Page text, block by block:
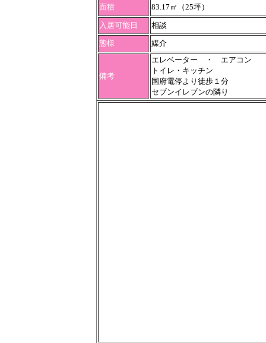
面積 83.17㎡（25坪）
入居可能日
相談
態様
媒介
備考
エレベーター ・ エアコン
トイレ・キッチン
国府電停より徒歩１分
セブンイレブンの隣り